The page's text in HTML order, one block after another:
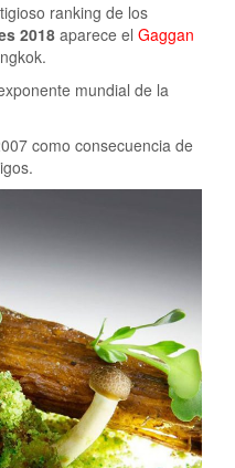
ranking de los
2018 aparece el Gaggan
mundial de la
como consecuencia de